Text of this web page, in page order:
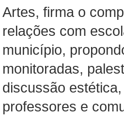
Artes, firma o
relações com
município,
monitoradas,
discussão
professores e